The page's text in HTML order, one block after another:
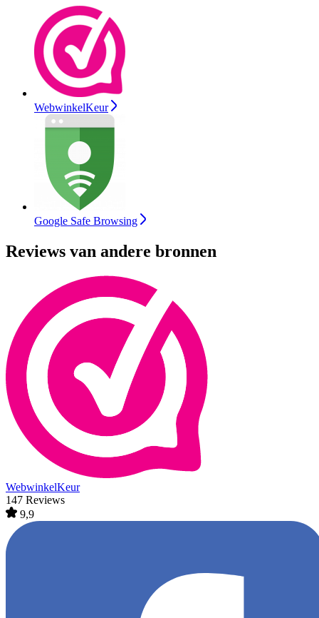
WebwinkelKeur
Google Safe Browsing
Reviews van andere bronnen
WebwinkelKeur
147 Reviews
9,9